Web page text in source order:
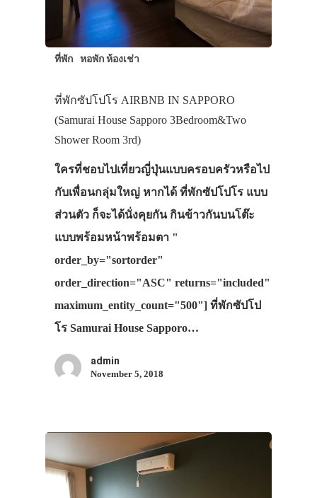
ที่พัก หอพัก ห้องเช่า
ที่พักซัปโปโร AIRBNB IN SAPPORO
(Samurai House Sapporo 3Bedroom&Two
Shower Room 3rd)
ใครที่ชอบไปเที่ยวญี่ปุ่นแบบครอบครัวหรือไป
กับเพื่อนกลุ่มใหญ่ หากได้ ที่พักซัปโปโร แบบ
ส่วนตัว ก็จะได้นั่งคุยกัน กินข้าวกันบนโต๊ะ
แบบพร้อมหน้าพร้อมตา "
order_by="sortorder"
order_direction="ASC" returns="included"
maximum_entity_count="500"] ที่พักซัปโป
โร Samurai House Sapporo…
admin
November 5, 2018